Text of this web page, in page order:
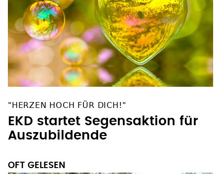
"HERZEN HOCH FÜR DICH!"
EKD startet Segensaktion für
Auszubildende
OFT GELESEN